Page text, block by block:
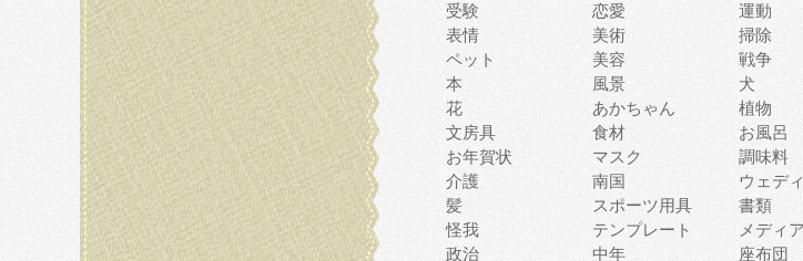
受験
恋愛 運動
表情
美術 掃除
ペット
美容 戦争
本
風景 犬
花
あかちゃん 植物
文房具
食材 お風呂
お年賀状
マスク 調味料
介護
南国 ウェデ
髪
スポーツ用具 書類
怪我
テンプレート メディ
政治
中年 座布団